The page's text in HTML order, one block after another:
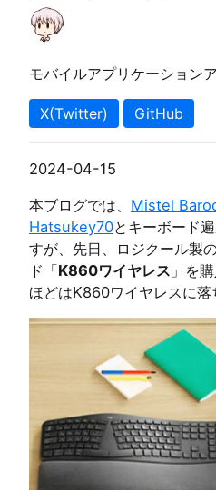
モバイルアプリケーション
X(Twitter) GitHub
2024-04-15
本ブログでは、 Mistel
Hatsukey70とキーボード
すが、先日、ロジクール製
ド「K860ワイヤレス 」を
ほどはK860ワイヤレスに落